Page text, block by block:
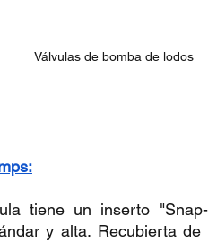
Válvulas de bomba de lodos
tiene un inserto "Snap-
y alta. Recubierta